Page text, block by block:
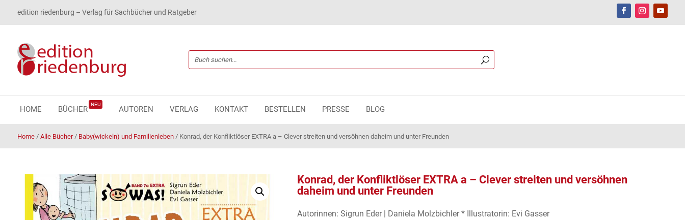
edition riedenburg – Verlag für Sachbücher und Ratgeber
HOME BÜCHER
NEU
AUTOREN VERLAG KONTAKT BESTELLEN PRESSE BLOG
Home/ Alle Bücher/ Baby(wickeln) und Familienleben/ Konrad, der Konfliktlöser EXTRA a – Clever streiten und versöhnen daheim und unter Freunden
Konrad, der Konfliktlöser EXTRA a – Clever streiten und versöhnen
daheim und unter Freunden
Autorinnen: Sigrun Eder | Daniela Molzbichler * Illustratorin: Evi Gasser